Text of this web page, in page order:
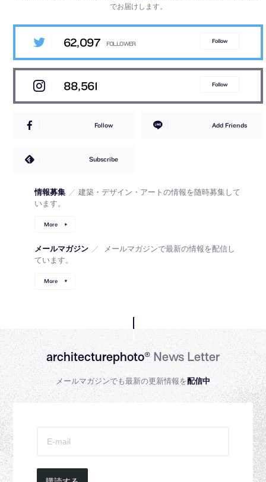
でお届けします。
62,097 Follow
88,561 Follow
Follow Add Friends
Subscribe
情報募集 ／ 建築・デザイン・アートの情報を随時募集して
います。
More
メールマガジン ／
メールマガジンで最新の情報を配信し
ています。
More
architecturephoto®News Letter
メールマガジンでも最新の更新情報を配信中